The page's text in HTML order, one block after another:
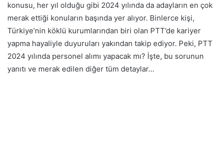
konusu, her yıl olduğu gibi 2024 yılında da adayların en çok
merak ettiği konuların başında yer alıyor. Binlerce kişi,
Türkiye’nin köklü kurumlarından biri olan PTT’de kariyer
yapma hayaliyle duyuruları yakından takip ediyor. Peki, PTT
2024 yılında personel alımı yapacak mı? İşte, bu sorunun
yanıtı ve merak edilen diğer tüm detaylar…